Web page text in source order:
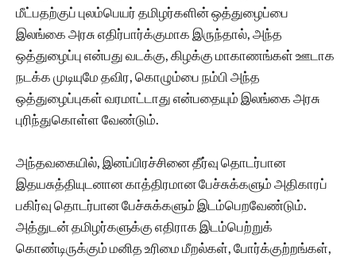
மீட்பதற்குப் புலம்பெயர் தமிழர்களின் ஒத்துழைப்பை
இலங்கை அரசு எதிர்பார்க்குமாக இருந்தால், அந்த
ஒத்துழைப்பு என்பது வடக்கு, கிழக்கு மாகாணங்கள் ஊடாக
நடக்க முடியுமே தவிர, கொழும்பை நம்பி அந்த
ஒத்துழைப்புகள் வரமாட்டாது என்பதையும் இலங்கை அரசு
புரிந்துகொள்ள வேண்டும்.
அந்தவகையில், இனப்பிரச்சினை தீர்வு தொடர்பான
இதயசுத்தியுடனான காத்திரமான பேச்சுக்களும் அதிகாரப்
பகிர்வு தொடர்பான பேச்சுக்களும் இடம்பெறவேண்டும்.
அத்துடன் தமிழர்களுக்கு எதிராக இடம்பெற்றுக்
கொண்டிருக்கும் மனித உரிமை மீறல்கள், போர்க்குற்றங்கள்,